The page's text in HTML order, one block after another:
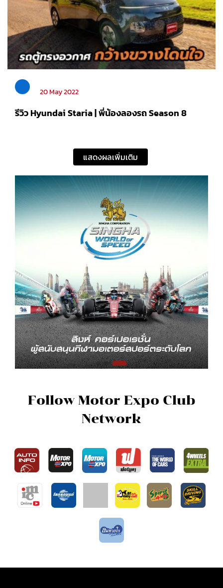
20 May 2022
รีวิว Hyundai Staria | พี่น้องลองรถ Season 8
แสดงผลเพิ่มเติม
Follow Motor Expo Club
Network